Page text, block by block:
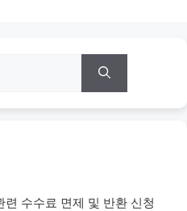
수수료 면제 및 반환 신청